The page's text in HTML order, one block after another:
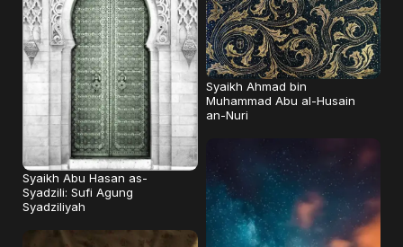
Syaikh Abu Hasan as-
Syadzili: Sufi Agung
Syadziliyah
Syaikh Ahmad bin
Muhammad Abu al-Husain
an-Nuri